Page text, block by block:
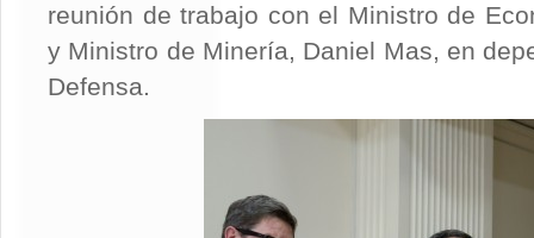
reunión de trabajo con el Ministro de
y Ministro de Minería, Daniel Mas, en
Defensa.